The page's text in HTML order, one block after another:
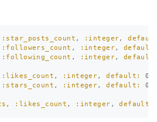
:star_posts_count , :integer,
:followers_count , :integer,
:following_count , :integer,
:likes_count , :integer, default: 0
:stars_count , :integer, default: 0
, :likes_count , :integer ,